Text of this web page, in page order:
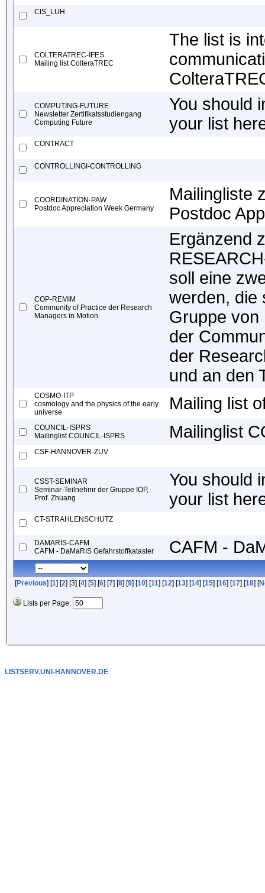
CIS_LUH
COLTERATREC-IFES
Mailing list ColteraTREC
The list is
COMPUTING-FUTURE
Newsletter Zertifikatsstudiengang
Computing Future
You should
your list
CONTRACT
CONTROLLINGI-CONTROLLING
COORDINATION-PAW
Postdoc Appreciation Week Germany
Mailingliste
Postdoc
COP-REMIM
Community of Practice der Research
Managers in Motion
Ergänzend
soll eine
werden, die
Gruppe von
der
der
und an den
COSMO-ITP
cosmology and the physics of the early
universe
Mailing list
COUNCIL-ISPRS
Mailinglist COUNCIL-ISPRS
Mailinglist
CSF-HANNOVER-ZUV
CSST-SEMINAR
Seminar-Teilnehmr der Gruppe IOP,
Prof. Zhuang
You should
your list
CT-STRAHLENSCHUTZ
DAMARIS-CAFM
CAFM - DaMaRIS Gefahrstoffkataster
CAFM -
[Previous] [1] [2] [3] [4] [5] [6] [7] [8] [9] [10] [11] [12] [13] [14] [15] [16] [17] [18] [
Lists per Page:
LISTSERV.UNI-HANNOVER.DE